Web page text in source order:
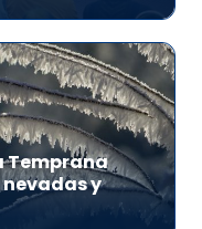
Temprana
nevadas y